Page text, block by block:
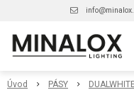
Úvod PÁSY